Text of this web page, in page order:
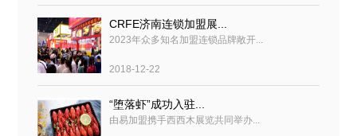
CRFE济南连锁加盟展...
2023年众多知名加盟连锁品牌敞开...
2018-12-22
“堕落虾”成功入驻...
由易加盟携手西西木展览共同举办...